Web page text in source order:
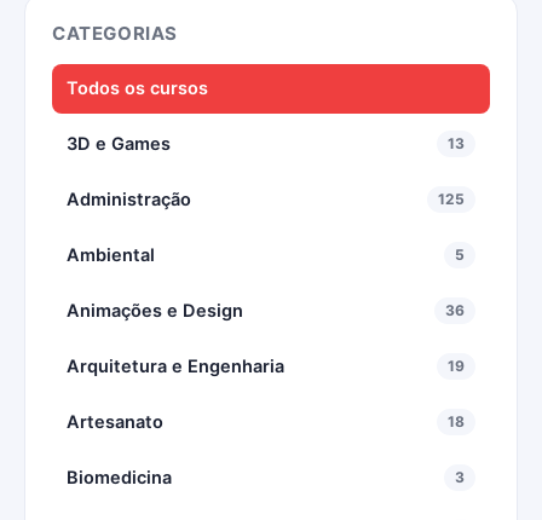
CATEGORIAS
Todos os cursos
3D e Games 13
Administração 125
Ambiental 5
Animações e Design 36
Arquitetura e Engenharia 19
Artesanato 18
Biomedicina 3